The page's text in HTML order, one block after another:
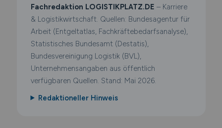
Fachredaktion LOGISTIKPLATZ.DE – Karriere
& Logistikwirtschaft. Quellen: Bundesagentur für
Arbeit (Entgeltatlas, Fachkräftebedarfsanalyse),
Statistisches Bundesamt (Destatis),
Bundesvereinigung Logistik (BVL),
Unternehmensangaben aus öffentlich
verfügbaren Quellen. Stand: Mai 2026.
Redaktioneller Hinweis